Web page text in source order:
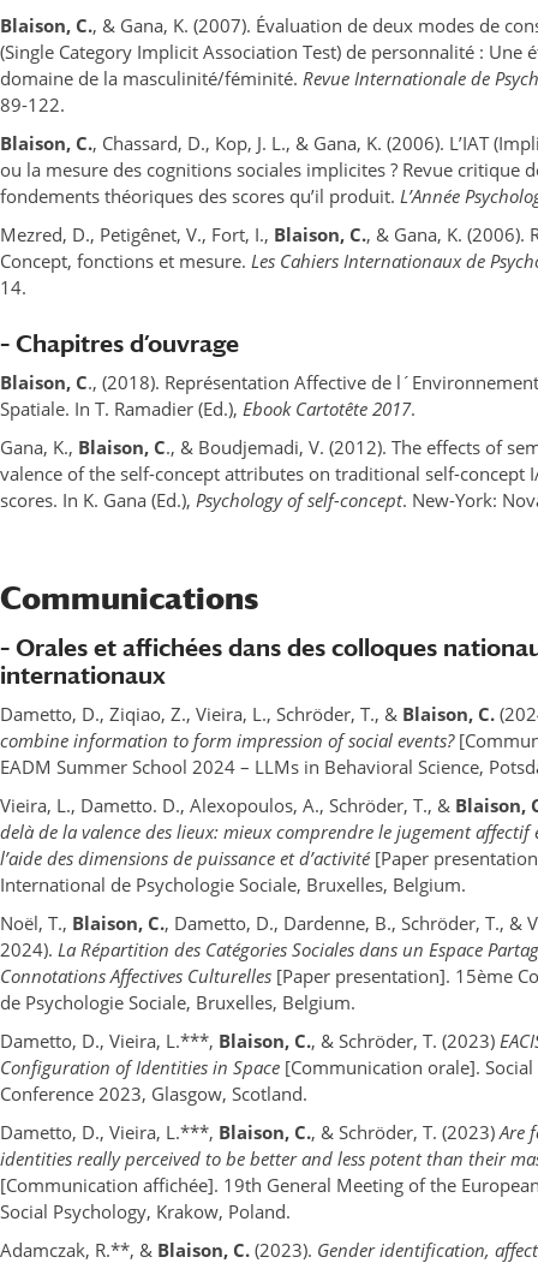
Blaison, C., & Gana, K. (2007). Évaluation de deux modes de
(Single Category Implicit Association Test) de personnalité : Une
domaine de la masculinité/féminité. Revue Internationale de
89-122.
Blaison, C., Chassard, D., Kop, J. L., & Gana, K. (2006). L’IAT
ou la mesure des cognitions sociales implicites ? Revue critique
fondements théoriques des scores qu’il produit. L’Année
Mezred, D., Petigênet, V., Fort, I., Blaison, C., & Gana, K. (2006).
Concept, fonctions et mesure. Les Cahiers Internationaux de
14.
– Chapitres d’ouvrage
Blaison, C., (2018). Représentation Affective de
Spatiale. In T. Ramadier (Ed.), Ebook Cartotête 2017.
Gana, K., Blaison, C., & Boudjemadi, V. (2012). The effects of
valence of the self-concept attributes on traditional self-concept
scores. In K. Gana (Ed.), Psychology of self-concept. New-York:
Communications
– Orales et affichées dans des colloques
internationaux
Dametto, D., Ziqiao, Z., Vieira, L., Schröder, T., & Blaison, C.
combine information to form impression of social events?
EADM Summer School 2024 – LLMs in Behavioral Science,
Vieira, L., Dametto. D., Alexopoulos, A., Schröder, T., & Blaison,
delà de la valence des lieux: mieux comprendre le jugement affectif
l’aide des dimensions de puissance et d’activité [Paper
International de Psychologie Sociale, Bruxelles, Belgium.
Noël, T., Blaison, C., Dametto, D., Dardenne, B., Schröder, T., &
2024). La Répartition des Catégories Sociales dans un Espace
Connotations Affectives Culturelles [Paper presentation]. 15ème
de Psychologie Sociale, Bruxelles, Belgium.
Dametto, D., Vieira, L.***, Blaison, C., & Schröder, T. (2023)
Configuration of Identities in Space [Communication orale].
Conference 2023, Glasgow, Scotland.
Dametto, D., Vieira, L.***, Blaison, C., & Schröder, T. (2023)Are
identities really perceived to be better and less potent than their
[Communication affichée]. 19th General Meeting of the
Social Psychology, Krakow, Poland.
Adamczak, R.**, & Blaison, C. (2023). Gender identification,